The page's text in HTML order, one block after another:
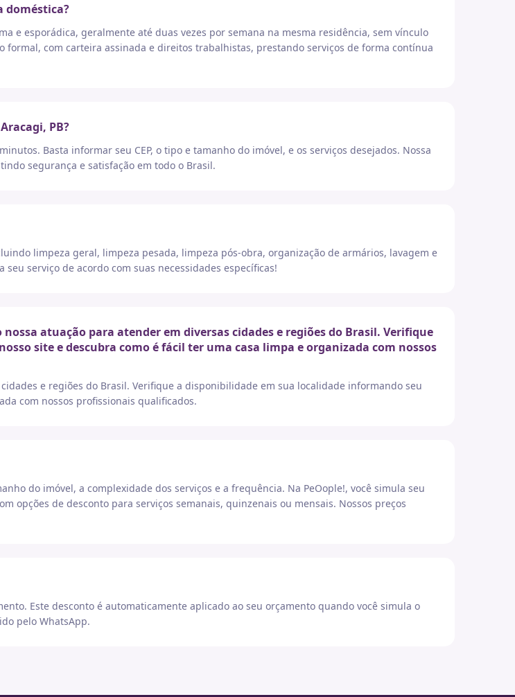
doméstica?
e esporádica, geralmente até duas vezes por semana na mesma residência, sem vínculo
com carteira assinada e direitos trabalhistas, prestando serviços de forma contínua
PB?
Basta informar seu CEP, o tipo e tamanho do imóvel, e os serviços desejados. Nossa
segurança e satisfação em todo o Brasil.
limpeza geral, limpeza pesada, limpeza pós-obra, organização de armários, lavagem e
serviço de acordo com suas necessidades específicas!
atuação para atender em diversas cidades e regiões do Brasil. Verifique
site e descubra como é fácil ter uma casa limpa e organizada com nossos
e regiões do Brasil. Verifique a disponibilidade em sua localidade informando seu
com nossos profissionais qualificados.
do imóvel, a complexidade dos serviços e a frequência. Na PeOople!, você simula seu
opções de desconto para serviços semanais, quinzenais ou mensais. Nossos preços
Este desconto é automaticamente aplicado ao seu orçamento quando você simula o
pelo WhatsApp.